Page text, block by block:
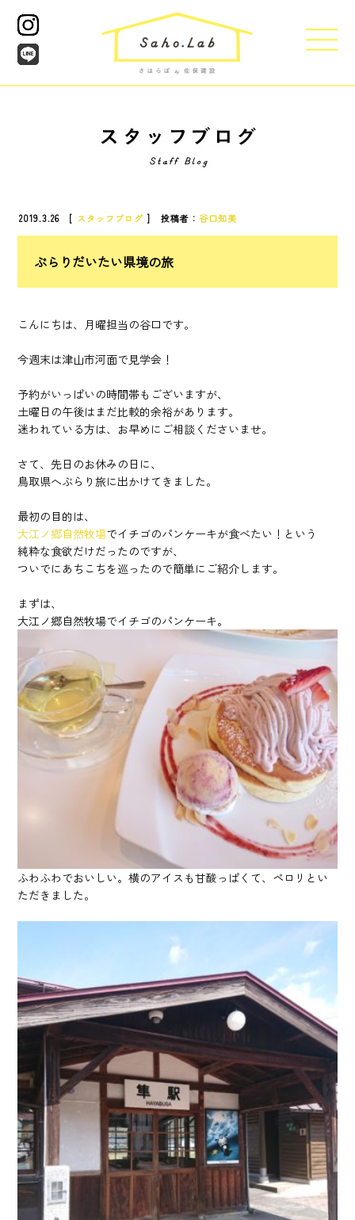
2019.3.26 [ スタッフブログ ] 投稿者：谷口知美
ぶらりだいたい県境の旅
こんにちは、月曜担当の谷口です。
今週末は津山市河面で見学会！
予約がいっぱいの時間帯もございますが、
土曜日の午後はまだ比較的余裕があります。
迷われている方は、お早めにご相談くださいませ。
さて、先日のお休みの日に、
鳥取県へぶらり旅に出かけてきました。
最初の目的は、
大江ノ郷自然牧場でイチゴのパンケーキが食べたい！という
純粋な食欲だけだったのですが、
ついでにあちこちを巡ったので簡単にご紹介します。
まずは、
大江ノ郷自然牧場でイチゴのパンケーキ。
ふわふわでおいしい。横のアイスも甘酸っぱくて、ペロリとい
ただきました。